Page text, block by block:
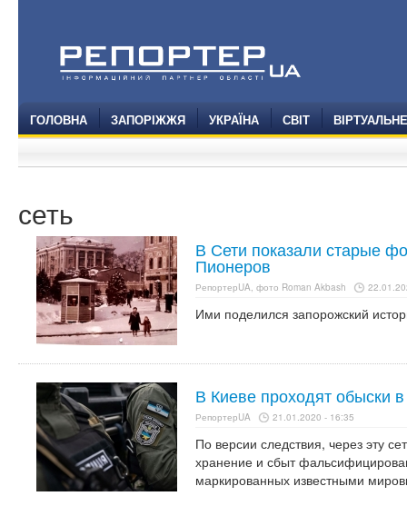
ГОЛОВНА ЗАПОРІЖЖЯ УКРАЇНА СВІТ
сеть
В Сети показали старые
Пионеров
РепортерUA, фото Roman Akbash
Ими поделился запорожский
В Киеве проходят обыски
РепортерUA 21.01.2020 - 16:35
По версии следствия, через эту
хранение и сбыт
маркированных известными